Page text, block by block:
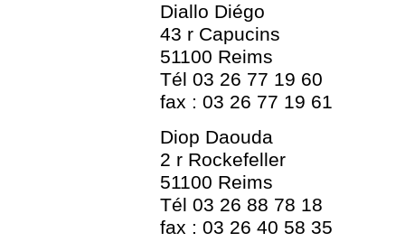
Diallo Diégo
43 r Capucins
51100 Reims
Tél 03 26 77 19 60
fax : 03 26 77 19 61
Diop Daouda
2 r Rockefeller
51100 Reims
Tél 03 26 88 78 18
fax : 03 26 40 58 35